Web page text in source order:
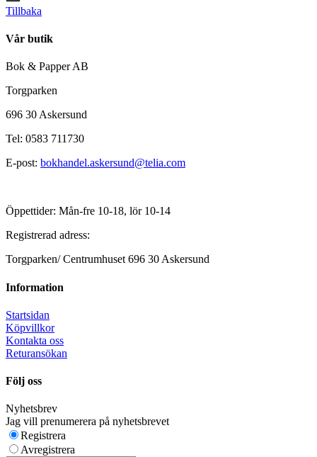
Tillbaka
Vår butik
Bok & Papper AB
Torgparken
696 30 Askersund
Tel: 0583 711730
E-post: bokhandel.askersund@telia.com
Öppettider: Mån-fre 10-18, lör 10-14
Registrerad adress:
Torgparken/ Centrumhuset 696 30 Askersund
Information
Startsidan
Köpvillkor
Kontakta oss
Returansökan
Följ oss
Nyhetsbrev
Jag vill prenumerera på nyhetsbrevet
Registrera
Avregistrera